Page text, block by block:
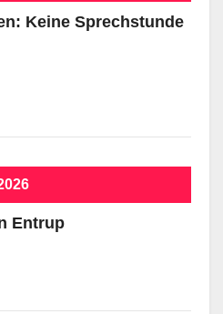
Keine Sprechstunde
Entrup